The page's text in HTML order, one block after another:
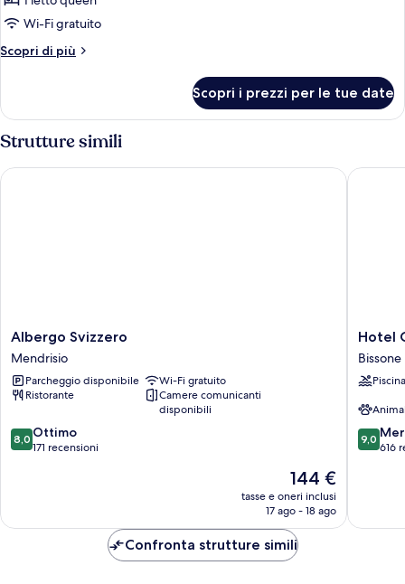
Wi-Fi gratuito
Scopri di più
Altri
Scopri i prezzi per le tue date
Strutture simili
Albergo
Svizzero
Mendrisio
Albergo Svizzero
Mendrisio
Parcheggio disponibile
Wi-Fi gratuito
Ristorante
Camere comunicanti
disponibili
8.0
su
8,0 Ottimo
171 recensioni
Il
prezzo
attuale
144 €
144 €
tasse e oneri inclusi
17 ago - 18 ago
Albergo Svizzero
Hotel
Bissone
Hotel
Bissone
Piscina
9.0
su
9,0
616
Hotel
Confronta strutture simili